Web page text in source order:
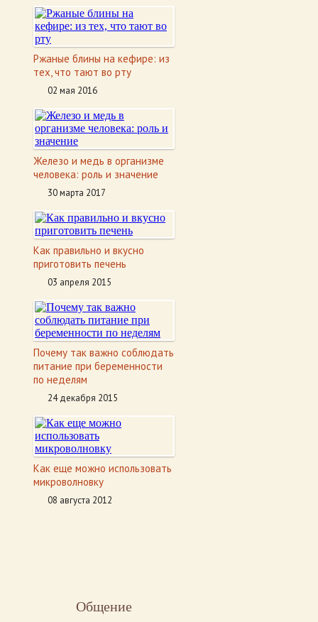
Ржаные блины на кефире: из
тех, что тают во рту
02 мая 2016
Железо и медь в организме
человека: роль и значение
30 марта 2017
Как правильно и вкусно
приготовить печень
03 апреля 2015
Почему так важно соблюдать
питание при беременности
по неделям
24 декабря 2015
Как еще можно использовать
микроволновку
08 августа 2012
Общение